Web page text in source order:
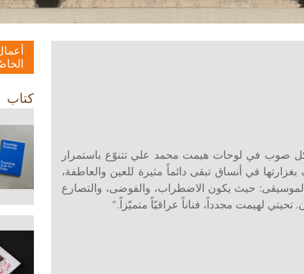
صوب في لوحات هيمت محمد علي تتنوّع باستمرار
في أنساق تبقى دائماً مثيرة للعين والعاطفة،
حيث يكون الاضطراب، والفوضى، والتصارع
تحيتي لهيمت مجدداً، فناناً عراقيّاً متميّزاً."
كتاب